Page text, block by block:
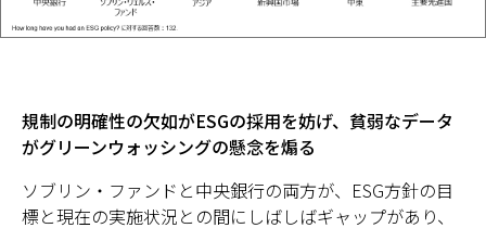
規制の明確性の欠如がESGの採用を妨げ、貧弱なデータ
がグリーンウォッシングの懸念を煽る
ソブリン・ファンドと中央銀行の両方が、ESG方針の目
標と現在の実施状況との間にしばしばギャップがあり、